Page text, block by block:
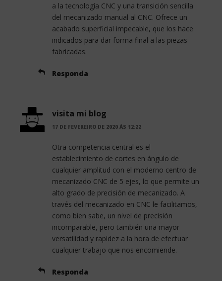
a la tecnología CNC y una transición sencilla
del mecanizado manual al CNC. Ofrece un
acabado superficial impecable, que los hace
indicados para dar forma final a las piezas
fabricadas.
Responda
visita mi blog
17 DE FEVEREIRO DE 2020 ÀS 12:22
Otra competencia central es el
establecimiento de cortes en ángulo de
cualquier amplitud con el moderno centro de
mecanizado CNC de 5 ejes, lo que permite un
alto grado de precisión de mecanizado. A
través del mecanizado en CNC le facilitamos,
como bien sabe, un nivel de precisión
incomparable, pero también una mayor
versatilidad y rapidez a la hora de efectuar
cualquier trabajo que nos encomiende.
Responda